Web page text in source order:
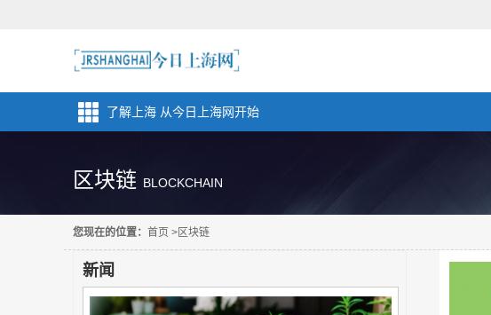
了解上海 从今日上海网开始
区块链 BLOCKCHAIN
您现在的位置： 首页 > 区块链
新闻